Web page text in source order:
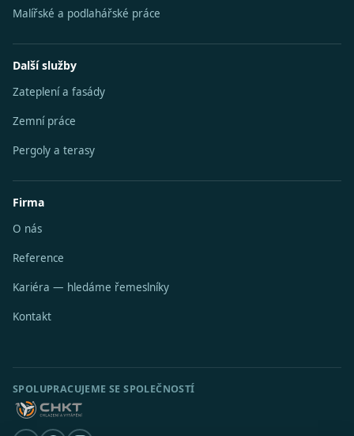
Malířské a podlahářské práce
Další služby
Zateplení a fasády
Zemní práce
Pergoly a terasy
Firma
O nás
Reference
Kariéra — hledáme řemeslníky
Kontakt
SPOLUPRACUJEME SE SPOLEČNOSTÍ